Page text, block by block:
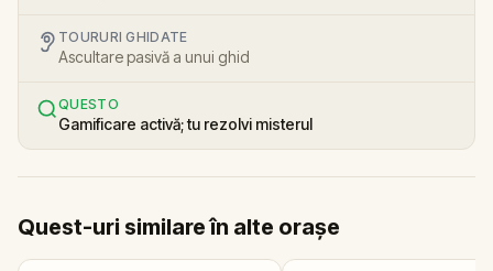
TOURURI GHIDATE
Ascultare pasivă a unui ghid
QUESTO
Gamificare activă; tu rezolvi misterul
Quest-uri similare în alte orașe